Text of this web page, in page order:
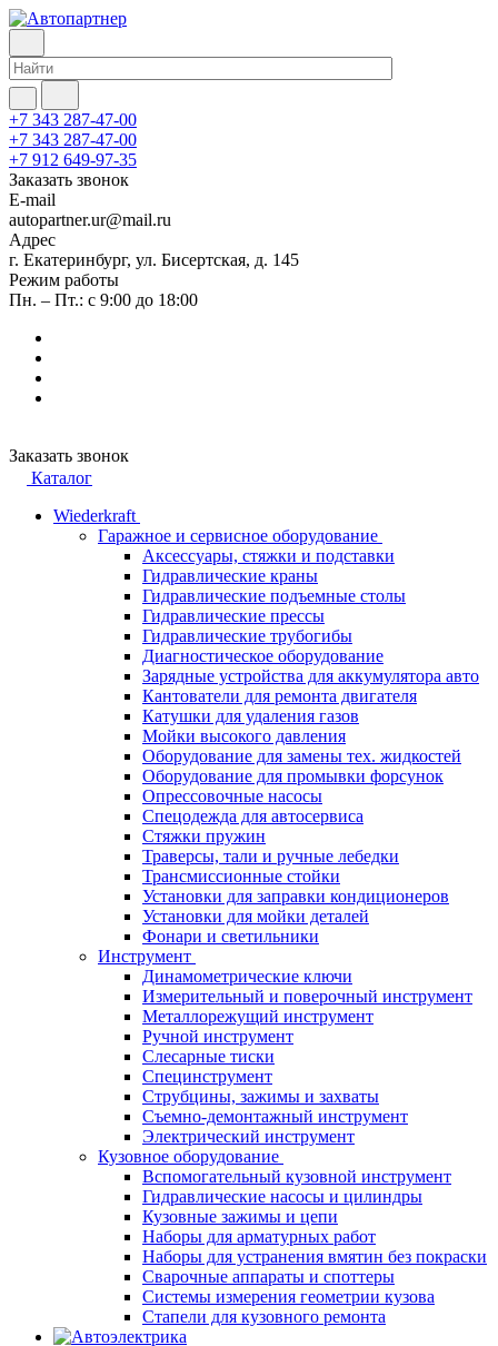
+7 343 287-47-00
+7 343 287-47-00
+7 912 649-97-35
Заказать звонок
E-mail
autopartner.ur@mail.ru
Адрес
г. Екатеринбург, ул. Бисертская, д. 145
Режим работы
Пн. – Пт.: с 9:00 до 18:00
Заказать звонок
Каталог
Wiederkraft
Гаражное и сервисное оборудование
Аксессуары, стяжки и подставки
Гидравлические краны
Гидравлические подъемные столы
Гидравлические прессы
Гидравлические трубогибы
Диагностическое оборудование
Зарядные устройства для аккумулятора авто
Кантователи для ремонта двигателя
Катушки для удаления газов
Мойки высокого давления
Оборудование для замены тех. жидкостей
Оборудование для промывки форсунок
Опрессовочные насосы
Спецодежда для автосервиса
Стяжки пружин
Траверсы, тали и ручные лебедки
Трансмиссионные стойки
Установки для заправки кондиционеров
Установки для мойки деталей
Фонари и светильники
Инструмент
Динамометрические ключи
Измерительный и поверочный инструмент
Металлорежущий инструмент
Ручной инструмент
Слесарные тиски
Специнструмент
Струбцины, зажимы и захваты
Съемно-демонтажный инструмент
Электрический инструмент
Кузовное оборудование
Вспомогательный кузовной инструмент
Гидравлические насосы и цилиндры
Кузовные зажимы и цепи
Наборы для арматурных работ
Наборы для устранения вмятин без покраски
Сварочные аппараты и споттеры
Системы измерения геометрии кузова
Стапели для кузовного ремонта